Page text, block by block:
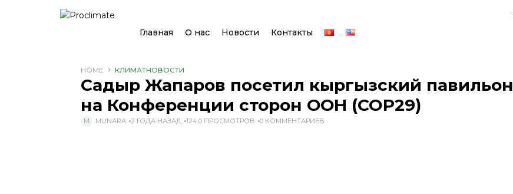
Главная О нас Новости Контакты
HOME КЛИМАТНОВОСТИ
Садыр Жапаров посетил кыргызский павильон
на Конференции сторон ООН (COP29)
MUNARA 2 ГОДА НАЗАД 124,0 ПРОСМОТРОВ 0 КОММЕНТАРИЕВ